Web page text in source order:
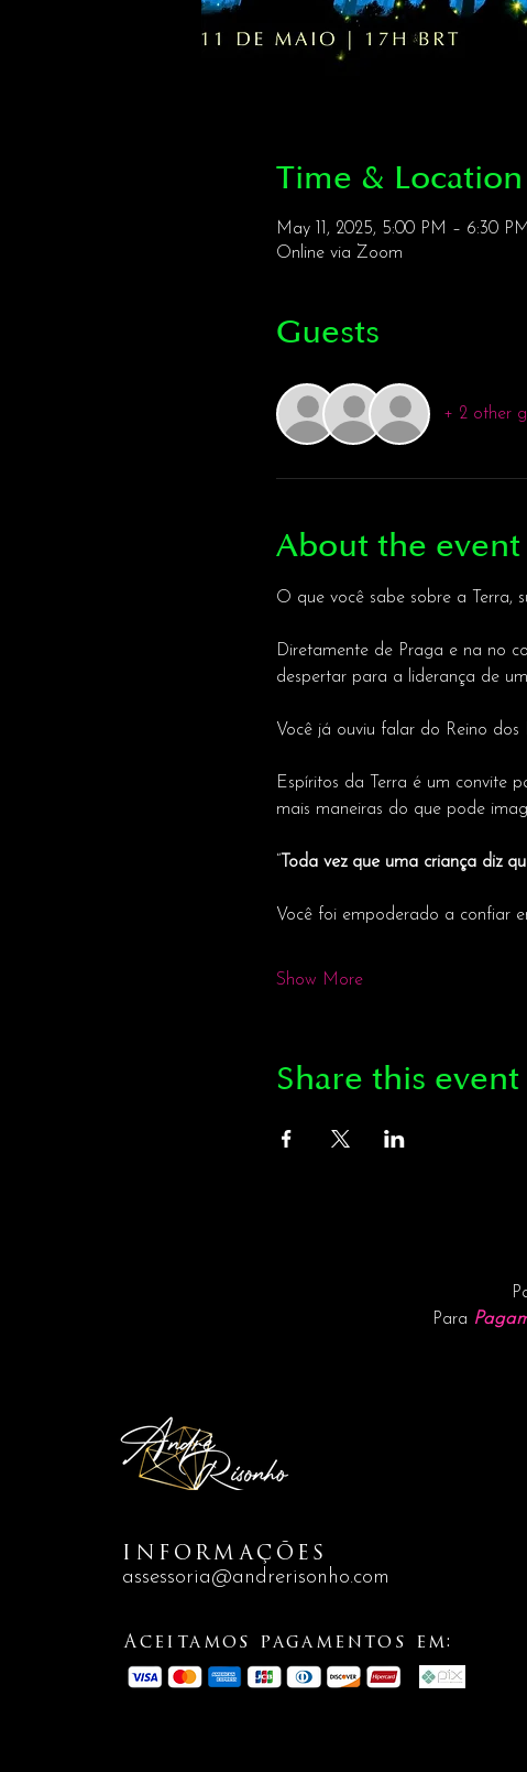
Time & Location
May 11, 2025, 5:00 PM – 6:30
Online via Zoom
Guests
+ 2 other
About the event
O que você sabe sobre a Terra,
Diretamente de Praga e na no
despertar para a liderança de
Você já ouviu falar do Reino
Espíritos da Terra é um convite
mais maneiras do que pode
Toda vez que uma criança diz
Você foi empoderado a confiar
Show More
Share this event
Para
INFORMAÇÕES
assessoria@andrerisonho.com
Aceitamos pagamentos em: